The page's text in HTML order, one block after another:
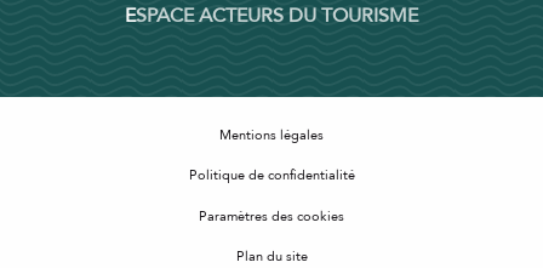
ESPACE ACTEURS DU TOURISME
Mentions légales
Politique de confidentialité
Paramètres des cookies
Plan du site